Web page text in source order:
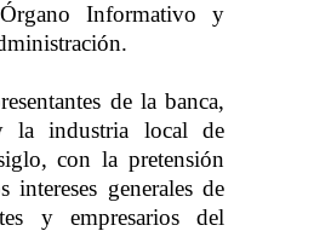
Informativo y
de la banca,
la industria local de
con la pretensión
intereses generales de
y empresarios del